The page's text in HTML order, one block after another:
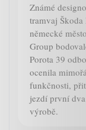
Známé
tramvaj Škoda
německé
Group
Porota 39
ocenila
funkčnosti,
jezdí první
výrobě.